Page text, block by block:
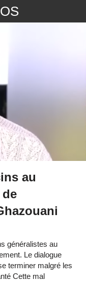
au
généralistes au
Le dialogue
terminer malgré les
Cette mal